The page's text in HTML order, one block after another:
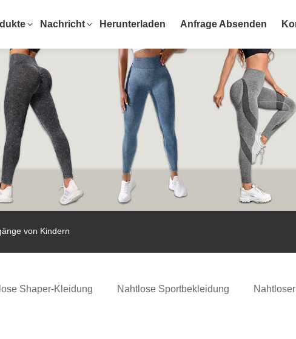
Nachricht Herunterladen Anfrage Absenden
von Kindern
Shaper-Kleidung Nahtlose Sportbekleidung